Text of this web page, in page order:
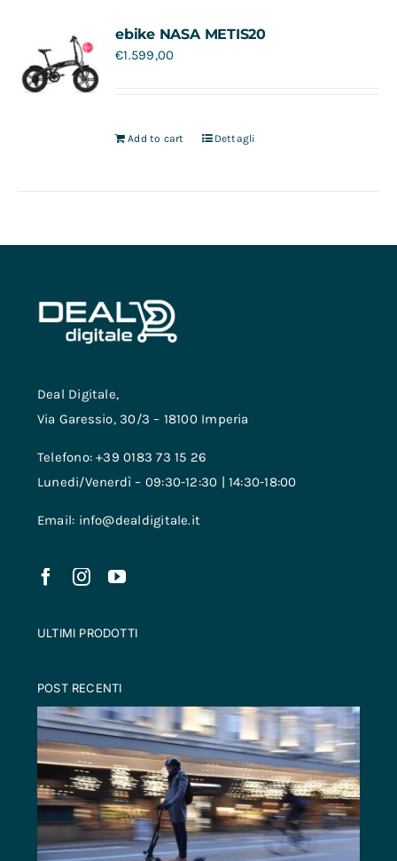
ebike NASA METIS20
€1.599,00
Add to cart Dettagli
Deal Digitale,
Via Garessio, 30/3 – 18100 Imperia
Telefono: +39 0183 73 15 26
Lunedi/Venerdì – 09:30-12:30 | 14:30-18:00
Email: info@dealdigitale.it
ULTIMI PRODOTTI
POST RECENTI